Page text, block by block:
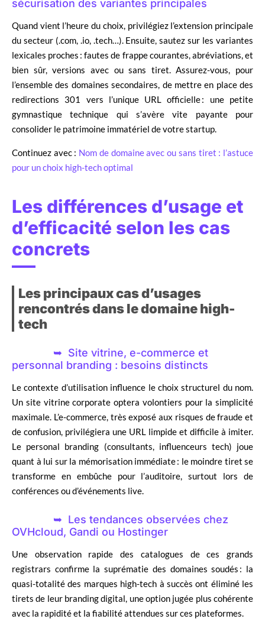
sécurisation des variantes principales
Quand vient l’heure du choix, privilégiez l’extension principale
du secteur (.com, .io, .tech…). Ensuite, sautez sur les variantes
lexicales proches : fautes de frappe courantes, abréviations, et
bien sûr, versions avec ou sans tiret. Assurez-vous, pour
l’ensemble des domaines secondaires, de mettre en place des
redirections 301 vers l’unique URL officielle : une petite
gymnastique technique qui s’avère vite payante pour
consolider le patrimoine immatériel de votre startup.
Continuez avec : Nom de domaine avec ou sans tiret : l’astuce
pour un choix high-tech optimal
Les différences d’usage et
d’efficacité selon les cas
concrets
Les principaux cas d’usages
rencontrés dans le domaine high-
tech
Site vitrine, e-commerce et
personnal branding : besoins distincts
Le contexte d’utilisation influence le choix structurel du nom.
Un site vitrine corporate optera volontiers pour la simplicité
maximale. L’e-commerce, très exposé aux risques de fraude et
de confusion, privilégiera une URL limpide et difficile à imiter.
Le personal branding (consultants, influenceurs tech) joue
quant à lui sur la mémorisation immédiate : le moindre tiret se
transforme en embûche pour l’auditoire, surtout lors de
conférences ou d’événements live.
Les tendances observées chez
OVHcloud, Gandi ou Hostinger
Une observation rapide des catalogues de ces grands
registrars confirme la suprématie des domaines soudés : la
quasi-totalité des marques high-tech à succès ont éliminé les
tirets de leur branding digital, une option jugée plus cohérente
avec la rapidité et la fiabilité attendues sur ces plateformes.